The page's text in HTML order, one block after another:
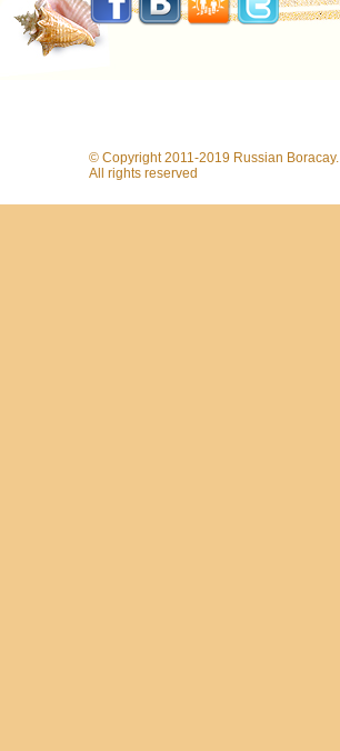
© Copyright 2011-2019 Russian Boracay.
All rights reserved